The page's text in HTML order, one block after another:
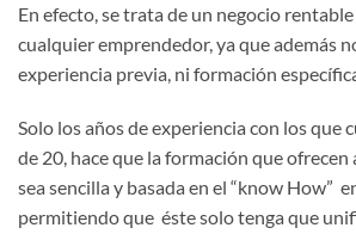
En efecto, se trata de un negocio
cualquier emprendedor, ya que además
experiencia previa, ni formación
Solo los años de experiencia con los que
de 20, hace que la formación que
sea sencilla y basada en el “know How”
permitiendo que éste solo tenga que